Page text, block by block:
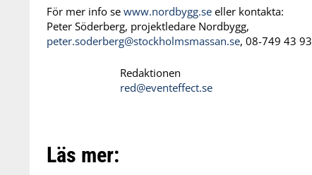
För mer info se www.nordbygg.se eller kontakta:
Peter Söderberg, projektledare Nordbygg,
peter.soderberg@stockholmsmassan.se, 08-749 43 93
Redaktionen
red@eventeffect.se
Läs mer: